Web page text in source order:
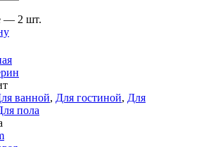
— 2 шт.
ванной, Для гостиной, Для
пола